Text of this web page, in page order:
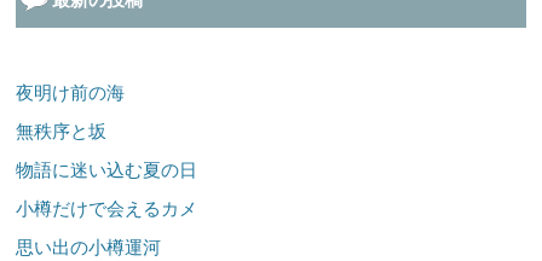
夜明け前の海
無秩序と坂
物語に迷い込む夏の日
小樽だけで会えるカメ
思い出の小樽運河